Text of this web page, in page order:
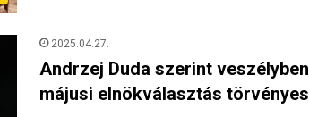
2025.04.27.
Andrzej Duda szerint
májusi elnökválasztás